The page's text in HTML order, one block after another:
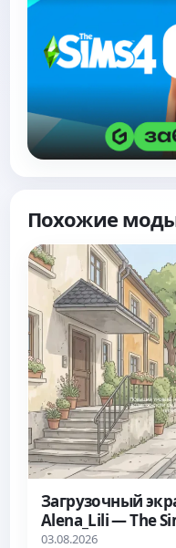
Похожие
Загрузочный
Alena_Lili — The
03.08.2026